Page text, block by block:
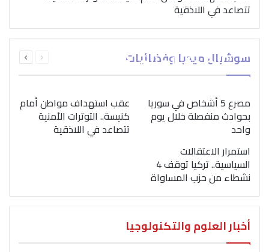
تتصاعد في اللاذقية
سوشيال ميديا وفضائيات الصفحةالصفحة
بمناسبة اليوم الدولي..
“الصحة العالمية” تؤكد
ضرورة اتباع نهج متكامل
لمواجهة إدمان المخدرات
مصرع 5 أشخاص في سوريا
بحوادث منفصلة خلال يوم
واحد
عقب استهداف مواطن أمام
كنيسة.. التوترات الأمنية
تتصاعد في اللاذقية
استمرار الاعتقالات
السياسية.. تركيا توقف 4
نشطاء من حزب المساواة
أخبار العلوم والتكنولوجيا